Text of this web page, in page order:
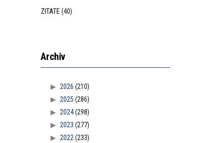
ZITATE(40)
Archiv
2026 (210)
2025 (286)
2024(298)
2023 (277)
2022(233)